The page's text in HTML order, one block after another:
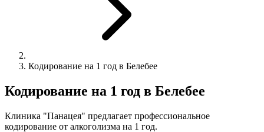
Кодирование на 1 год в Белебее
Кодирование на 1 год в Белебее
Клиника "Панацея" предлагает профессиональное
кодирование от алкоголизма на 1 год.